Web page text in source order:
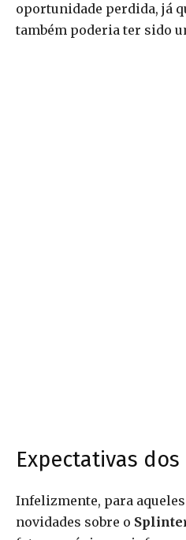
oportunidade perdida, já
também poderia ter sido
Expectativas dos
Infelizmente, para
novidades sobre o